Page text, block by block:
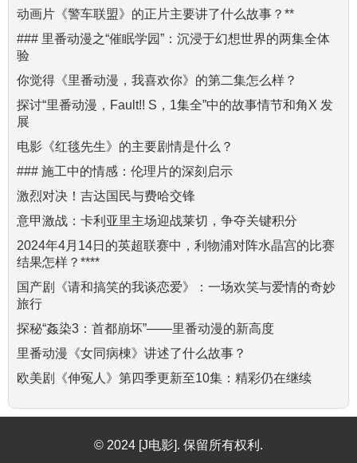
动画片《警车联盟》的正片主要讲了什么故事？**
### 里番动漫之“催眠学园”：沉浸于幻想世界的两集全体
验
你觉得《里番动漫，我喜欢你》的第二集怎么样？
探讨“里番动漫，Fault!! S，1集全”中的故事情节和角X 发
展
电影《红毯先生》的主要剧情是什么？
### 施工中的情感：伦理片的深刻启示
激烈对决！吉达国民与费哈交锋
意甲激战：卡利亚里主场迎战莱切，争夺关键积分
2024年4月14日的英超联赛中，利物浦对阵水晶宫的比赛
结果怎样？****
国产剧《请和搞笑的我谈恋爱》：一场欢笑与爱情的奇妙
旅行
探秘“姦染3：首都崩坏”——里番动漫的新高度
里番动漫《女同病棟》讲述了什么故事？
欧美剧《伸冤人》第四季更新至10集：精彩仍在继续
© 2024 [J电影]. 保留所有权利.